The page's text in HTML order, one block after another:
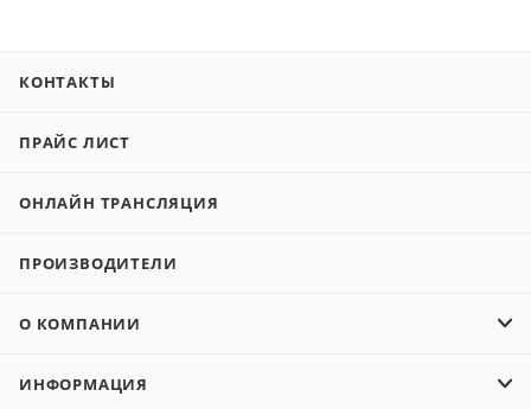
КОНТАКТЫ
ПРАЙС ЛИСТ
ОНЛАЙН ТРАНСЛЯЦИЯ
ПРОИЗВОДИТЕЛИ
О КОМПАНИИ
ИНФОРМАЦИЯ